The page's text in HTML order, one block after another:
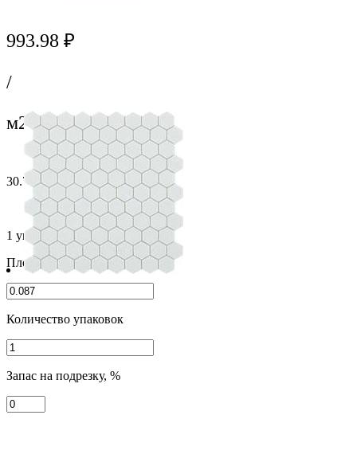
993.98 ₽
/
м2
30.7 cм x 31.7 cм
1 упаковка = 0.973 м2 = 10 шт.
Площадь поверхности, м2
Количество упаковок
Запас на подрезку, %